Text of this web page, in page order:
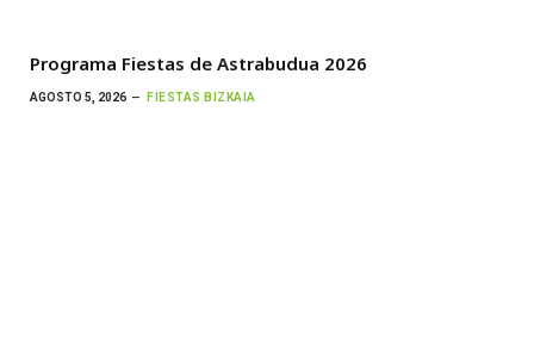
Programa Fiestas de Astrabudua 2026
AGOSTO 5, 2026 FIESTAS BIZKAIA